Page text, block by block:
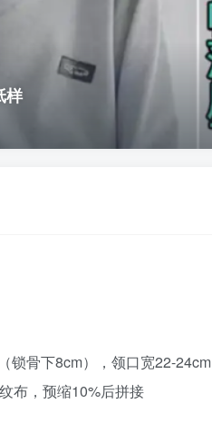
样
锁骨下8cm），领口宽22-24cm
布，预缩10%后拼接